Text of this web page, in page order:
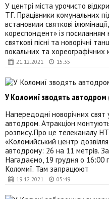
21.12.2021 15:35
У центрі міста урочисто
ТГ. Працівники комунальних
встановили святкові
кореспондент» із посиланням
святкові пісні та новорічні
вокальних та хореографічних
19.12.2021 05:49
У Коломиї зводять
Напередодні новорічних
автодром. Атракціон
розпису.Про це телеканалу
«Коломийський центр
автодрому: 26 на 11 метрів.
Нагадаємо, 19 грудня о 16:00
Коломиї. Там запрацюют